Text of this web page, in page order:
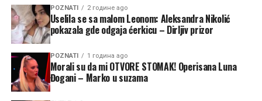
POZNATI 2 године ago
Uselila se sa malom Leonom: Aleksandra Nikolić
pokazala gde odgaja ćerkicu – Dirljiv prizor
POZNATI 1 година ago
Morali su da mi OTVORE STOMAK! Operisana Luna
Đogani – Marko u suzama